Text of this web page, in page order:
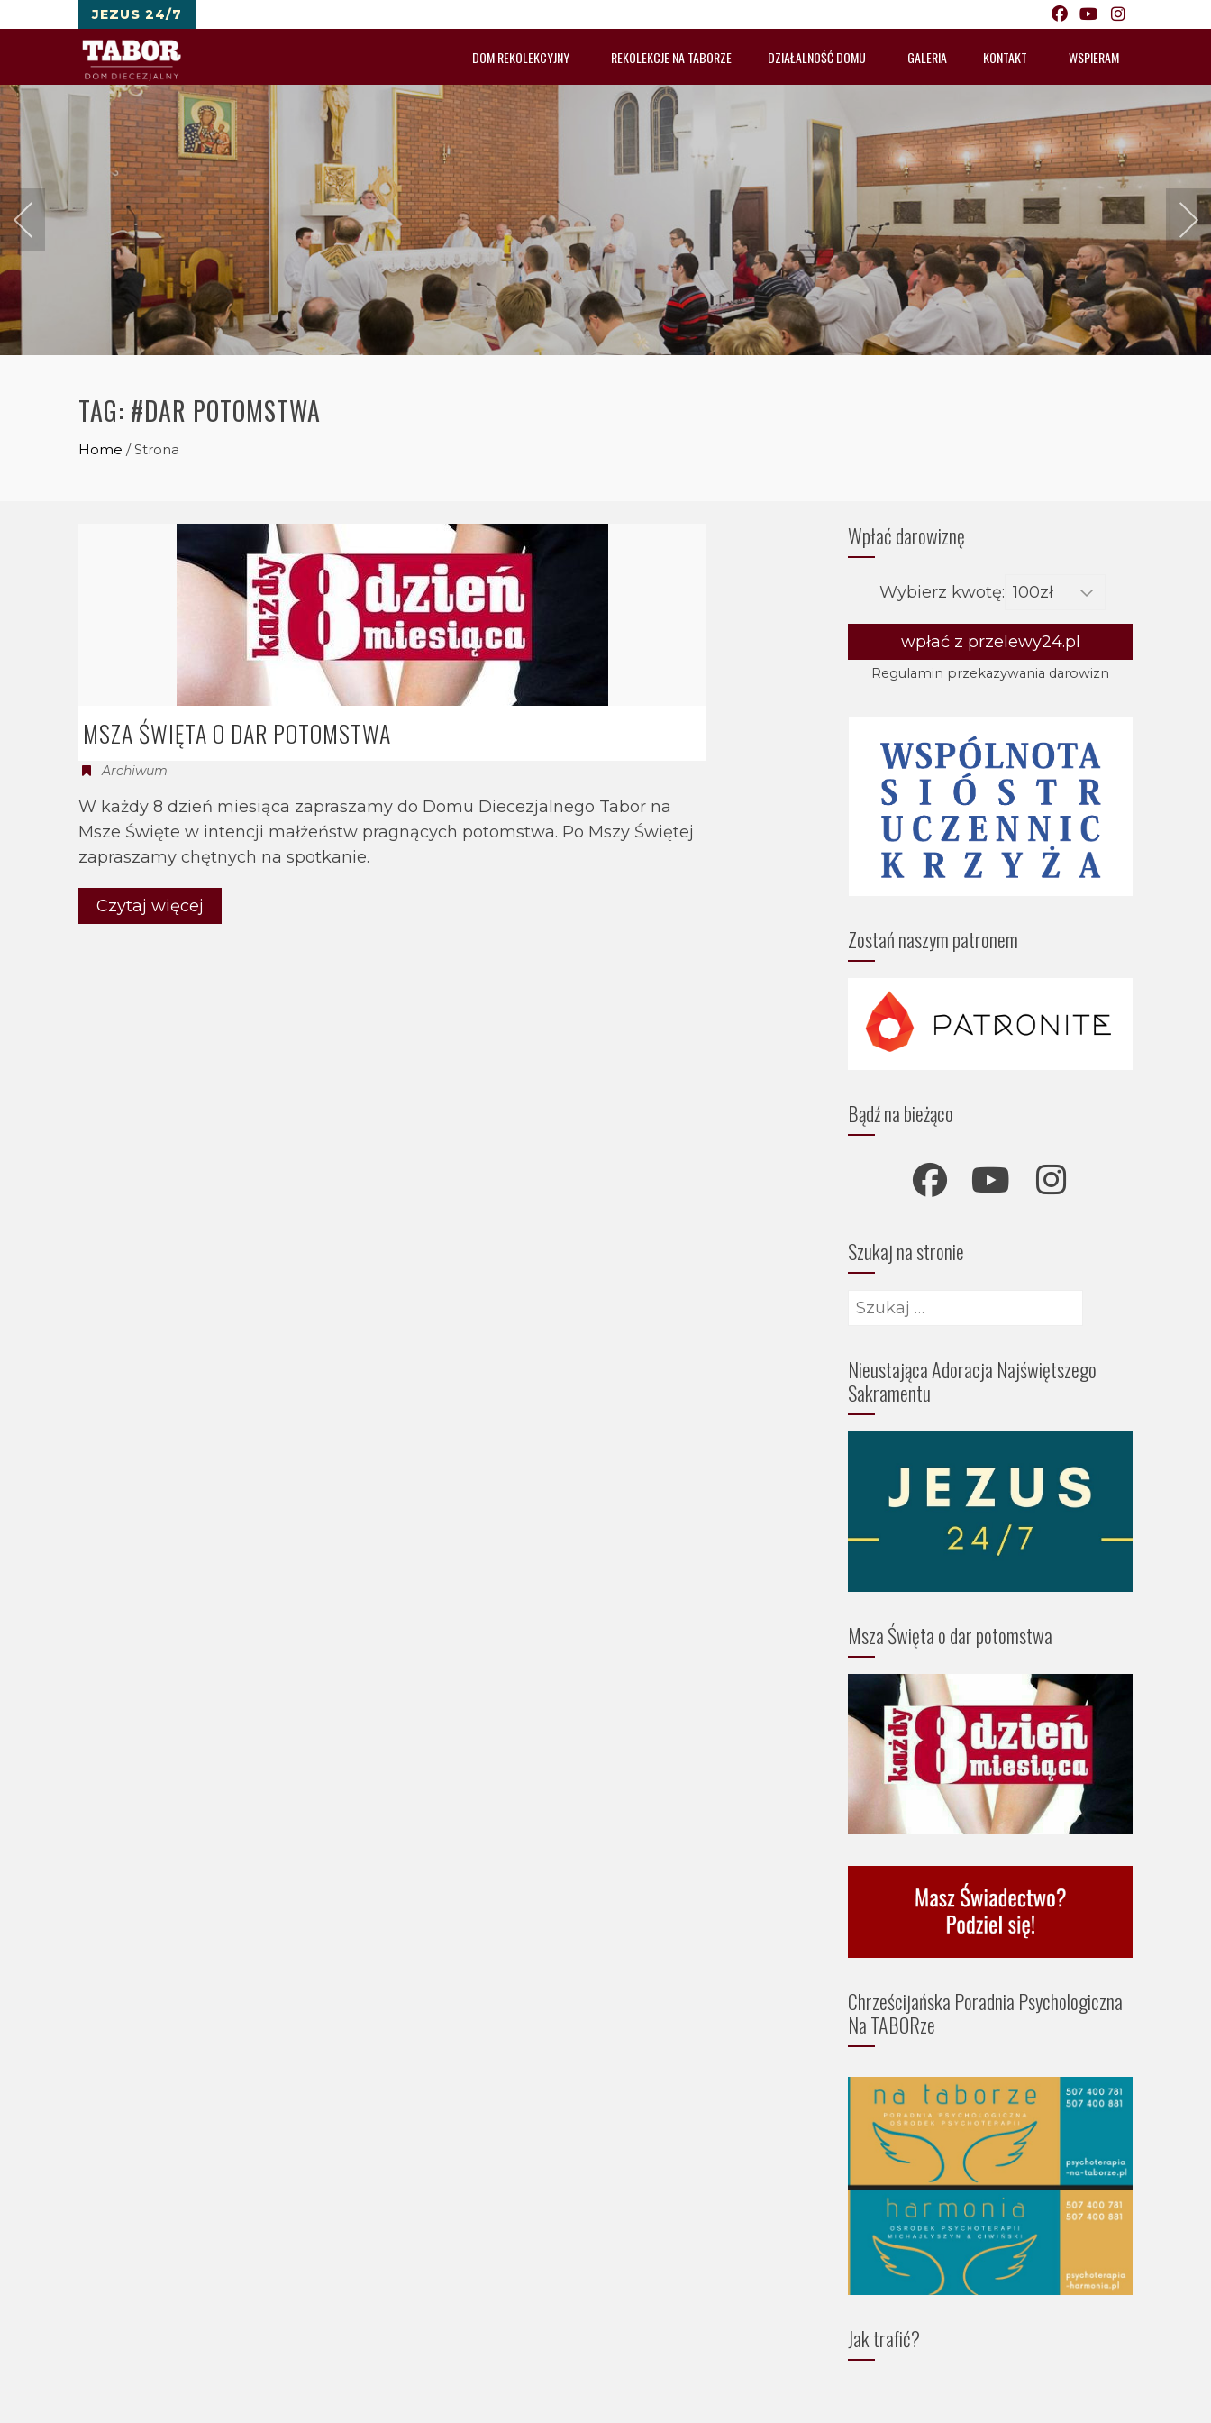
JEZUS 24/7
DOM REKOLEKCYJNY REKOLEKCJE NA TABORZE DZIAŁALNOŚĆ DOMU GALERIA KONTAKT WSPIERAM
TAG: #DAR POTOMSTWA
Home /Strona
MSZA ŚWIĘTA O DAR POTOMSTWA
Archiwum
W każdy 8 dzień miesiąca zapraszamy do Domu Diecezjalnego Tabor na
Msze Święte w intencji małżeństw pragnących potomstwa. Po Mszy Świętej
zapraszamy chętnych na spotkanie.
Czytaj więcej
Wpłać darowiznę
Wybierz kwotę:
wpłać z przelewy24.pl
Regulamin przekazywania darowizn
Zostań naszym patronem
Bądź na bieżąco
Szukaj na stronie
Szukaj:
Nieustająca Adoracja Najświętszego
Sakramentu
Msza Święta o dar potomstwa
Chrześcijańska Poradnia Psychologiczna
Na TABORze
Jak trafić?